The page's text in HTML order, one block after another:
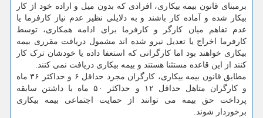
برمبنای قانون بیمه بیکاری، افرادی که بدون میل و اراده خود از کار
بیکار شده و آماده کار باشند و به دلایلی نظیر عدم نیاز کارفرما یا
عدم تفاهم میان کارگر و کارفرما برای ادامه همکاری، توسط
کارفرما اخراج یا تعدیل نیرو شده اند مشمول دریافت مقرری بیمه
بیکاری خواهند بود اما کارگرانی که استعفا داده یا خودشان ترک کار
کنند از این قاعده مستثنا هستند و بیمه بیکاری دریافت نمی کنند.
مطابق قانون بیمه بیکاری، کارگران مجرد حداقل ۶ و حداکثر ۳۶ ماه
و کارگران متاهل حداقل ۱۲ و حداکثر ۵۰ ماه با داشتن سابقه
پرداخت حق بیمه می توانند از حمایت اجتماعی بیمه بیکاری
برخوردار شوند.